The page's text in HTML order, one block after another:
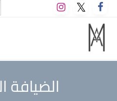
التخطي
إلى
المحتوى
M A hotels | إم ايه هوتيلز
الموقع الأول للعاملين في
الضيافة